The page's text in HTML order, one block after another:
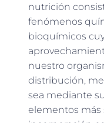
nutrición
fenómenos
bioquímicos
nuestro
distribución,
sea mediante
elementos más